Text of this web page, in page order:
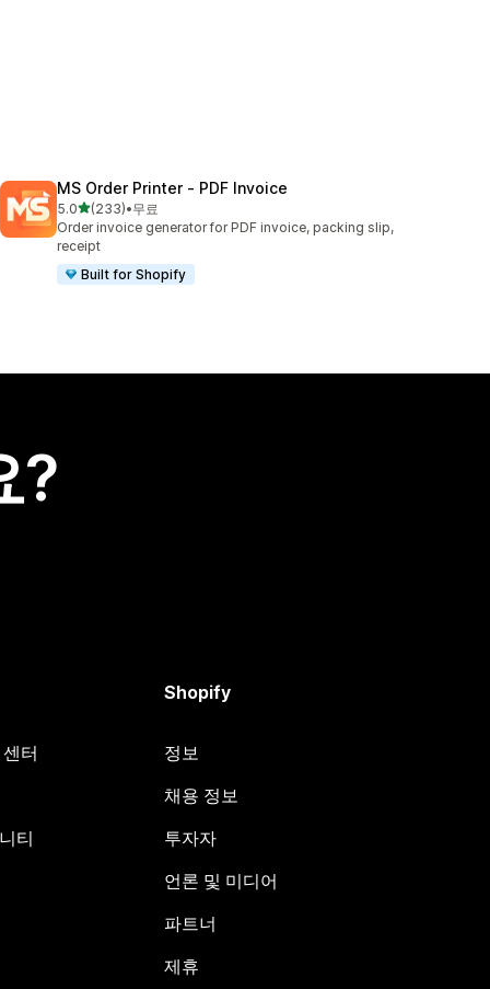
MS Order Printer ‑ PDF Invoice
5.0별 5개 중
(233)
총 리뷰 233개
•무료
Order invoice generator for PDF invoice, packing slip,
receipt
Built for Shopify
?
터
티
Shopify
정보
채용 정보
투자자
언론 및 미디어
파트너
제휴